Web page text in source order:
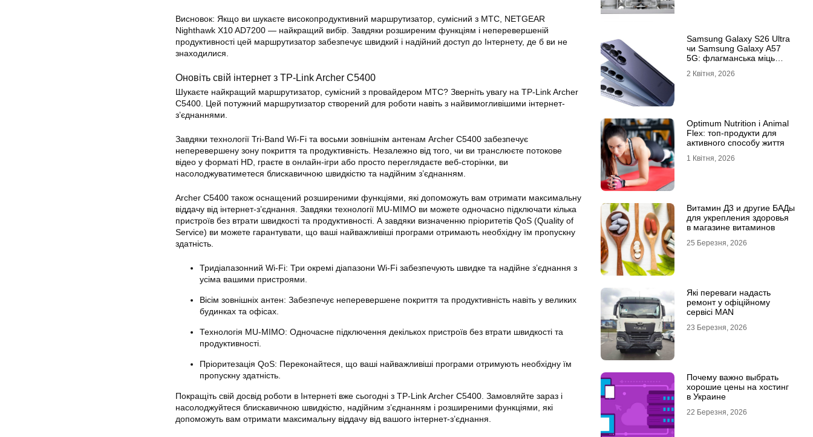
Висновок: Якщо ви шукаєте високопродуктивний маршрутизатор, сумісний з МТС, NETGEAR
Nighthawk X10 AD7200 — найкращий вибір. Завдяки розширеним функціям і неперевершеній
продуктивності цей маршрутизатор забезпечує швидкий і надійний доступ до Інтернету, де б ви не
знаходилися.
Оновіть свій інтернет з TP-Link Archer C5400
Шукаєте найкращий маршрутизатор, сумісний з провайдером МТС? Зверніть увагу на TP-Link Archer
C5400 . Цей потужний маршрутизатор створений для роботи навіть з найвимогливішими інтернет-
з’єднаннями.
Завдяки технології Tri-Band Wi-Fi та восьми зовнішнім антенам Archer C5400 забезпечує
неперевершену зону покриття та продуктивність. Незалежно від того, чи ви транслюєте потокове
відео у форматі HD, граєте в онлайн-ігри або просто переглядаєте веб-сторінки, ви
насолоджуватиметеся блискавичною швидкістю та надійним з’єднанням.
Archer C5400 також оснащений розширеними функціями, які допоможуть вам отримати максимальну
віддачу від інтернет-з’єднання . Завдяки технології MU-MIMO ви можете одночасно підключати кілька
пристроїв без втрати швидкості та продуктивності. А завдяки визначенню пріоритетів QoS (Quality of
Service) ви можете гарантувати, що ваші найважливіші програми отримають необхідну їм пропускну
здатність.
Тридіапазонний Wi-Fi: Три окремі діапазони Wi-Fi забезпечують швидке та надійне з’єднання з
усіма вашими пристроями.
Вісім зовнішніх антен: Забезпечує неперевершене покриття та продуктивність навіть у великих
будинках та офісах.
Технологія MU-MIMO: Одночасне підключення декількох пристроїв без втрати швидкості та
продуктивності.
Пріоритезація QoS: Переконайтеся, що ваші найважливіші програми отримують необхідну їм
пропускну здатність.
Покращіть свій досвід роботи в Інтернеті вже сьогодні з TP-Link Archer C5400 . Замовляйте зараз і
насолоджуйтеся блискавичною швидкістю, надійним з’єднанням і розширеними функціями, які
допоможуть вам отримати максимальну віддачу від вашого інтернет-з’єднання
Samsung Galaxy S26 Ultra
чи Samsung Galaxy A57
5G: флагманська міць
2 Квітня, 2026
Optimum Nutrition і Animal
Flex: топ-продукти для
активного способу життя
1 Квітня, 2026
Витамин Д3 и другие БАДы
для укрепления здоровья
в магазине витаминов
25 Березня, 2026
Які переваги надасть
ремонт у офіційному
сервісі MAN
23 Березня, 2026
Почему важно выбрать
хорошие цены на хостинг
в Украине
22 Березня, 2026